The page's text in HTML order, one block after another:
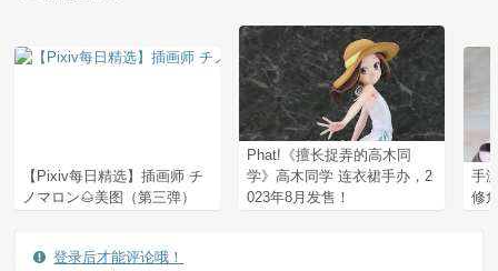
【Pixiv每日精选】插画师 チ
ノマロン🌰美图（第三弹）
Phat!《擅长捉弄的高木同
学》高木同学 连衣裙手办，2
023年8月发售！
手
修
登录后才能评论哦！